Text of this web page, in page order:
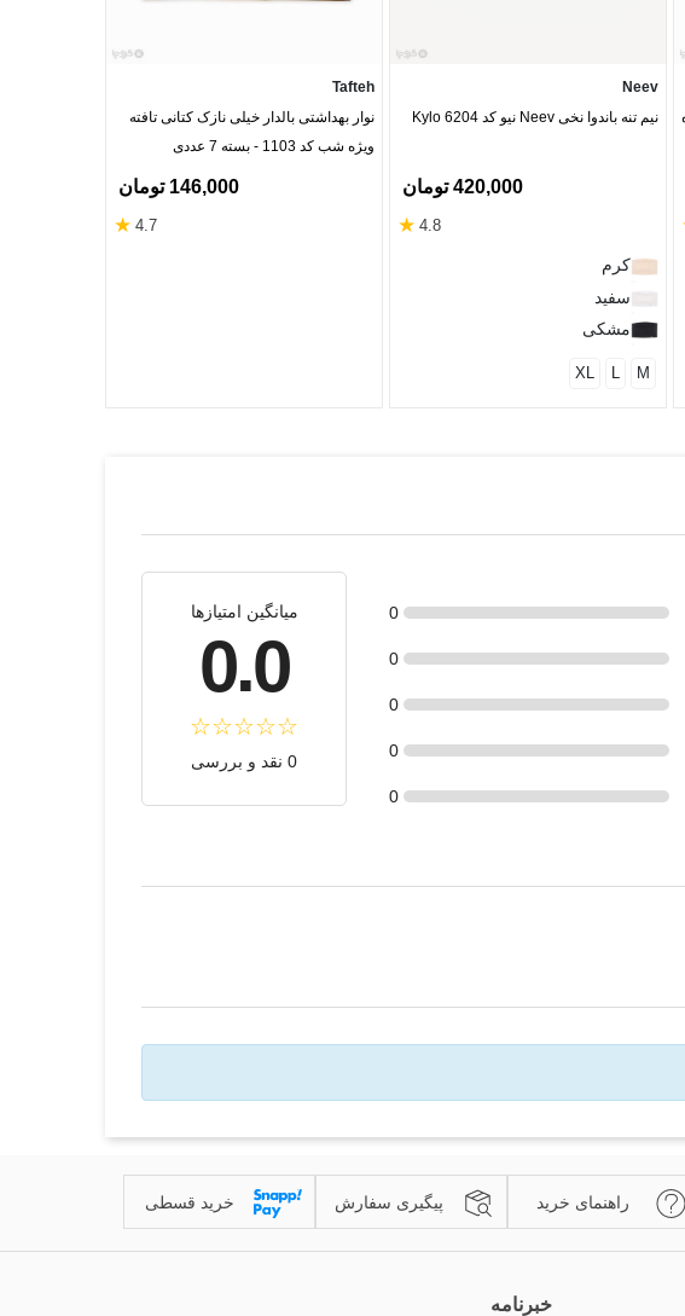
Neev
نیم تنه باندوا نخی Neev نیو کد Kylo 6204
420,000 تومان
4.8
★
کرم
سفید
مشکی
M
L
XL
Tafteh
نوار بهداشتی بالدار خیلی نازک کتانی تافته
ویژه شب کد 1103 - بسته 7 عددی
146,000 تومان
4.7
★
میانگین امتیازها
0.0
0 نقد و بررسی
0
0
0
0
0
راهنمای خرید پیگیری سفارش خرید قسطی
خبرنامه